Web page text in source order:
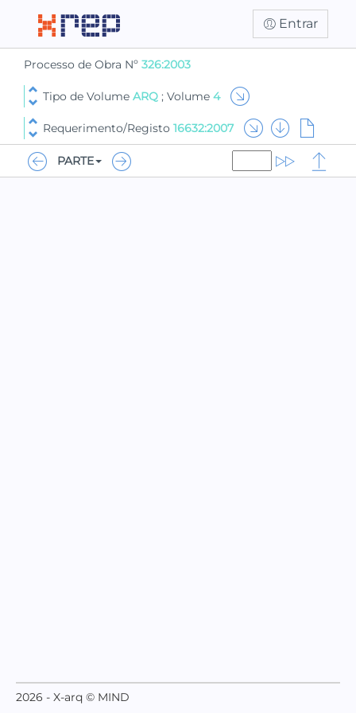
Entrar
Processo de Obra Nº 326:2003
Tipo de Volume ARQ ; Volume 4
Requerimento/Registo 16632:2007
PARTE
2026 - X-arq © MIND